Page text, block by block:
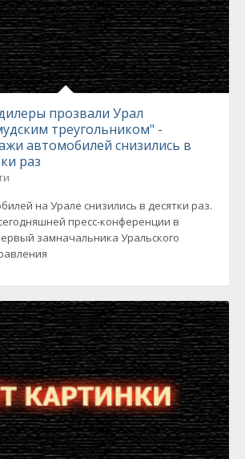
прозвали Урал
треугольником" -
автомобилей снизились в
раз
на Урале снизились в десятки раз.
пресс-конференции в
замначальника Уральского